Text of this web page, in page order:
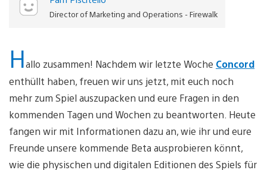
Director of Marketing and Operations - Firewalk
Hallo zusammen! Nachdem wir letzte Woche Concord
enthüllt haben, freuen wir uns jetzt, mit euch noch
mehr zum Spiel auszupacken und eure Fragen in den
kommenden Tagen und Wochen zu beantworten. Heute
fangen wir mit Informationen dazu an, wie ihr und eure
Freunde unsere kommende Beta ausprobieren könnt,
wie die physischen und digitalen Editionen des Spiels für